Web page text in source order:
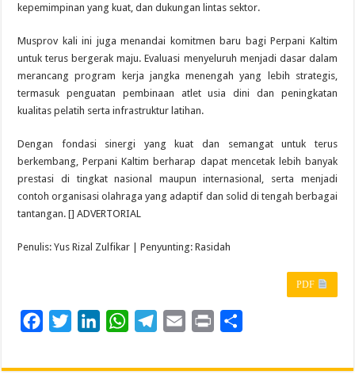
kepemimpinan yang kuat, dan dukungan lintas sektor.
Musprov kali ini juga menandai komitmen baru bagi Perpani Kaltim
untuk terus bergerak maju. Evaluasi menyeluruh menjadi dasar dalam
merancang program kerja jangka menengah yang lebih strategis,
termasuk penguatan pembinaan atlet usia dini dan peningkatan
kualitas pelatih serta infrastruktur latihan.
Dengan fondasi sinergi yang kuat dan semangat untuk terus
berkembang, Perpani Kaltim berharap dapat mencetak lebih banyak
prestasi di tingkat nasional maupun internasional, serta menjadi
contoh organisasi olahraga yang adaptif dan solid di tengah berbagai
tantangan. [] ADVERTORIAL
Penulis: Yus Rizal Zulfikar | Penyunting: Rasidah
PDF
c
i
n
W
a
l
a
i
a